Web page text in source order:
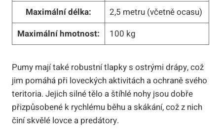
Maximální délka:
2,5 metru (včetně ocasu)
Maximální hmotnost:
100 kg
Pumy mají také robustní tlapky s ostrými drápy, což
jim pomáhá při loveckých aktivitách a ochraně svého
teritoria. Jejich silné tělo a štíhlé nohy jsou dobře
přizpůsobené k rychlému běhu a skákání, což z nich
činí skvělé lovce a predátory.